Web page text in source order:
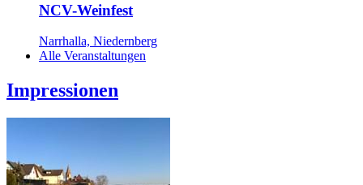
NCV-Weinfest
Narrhalla, Niedernberg
Alle Veranstaltungen
Impressionen